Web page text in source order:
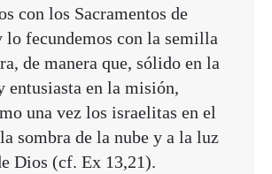
con los Sacramentos de
lo fecundemos con la semilla
de manera que, sólido en la
entusiasta en la misión,
una vez los israelitas en el
sombra de la nube y a la luz
Dios (cf. Ex 13,21).